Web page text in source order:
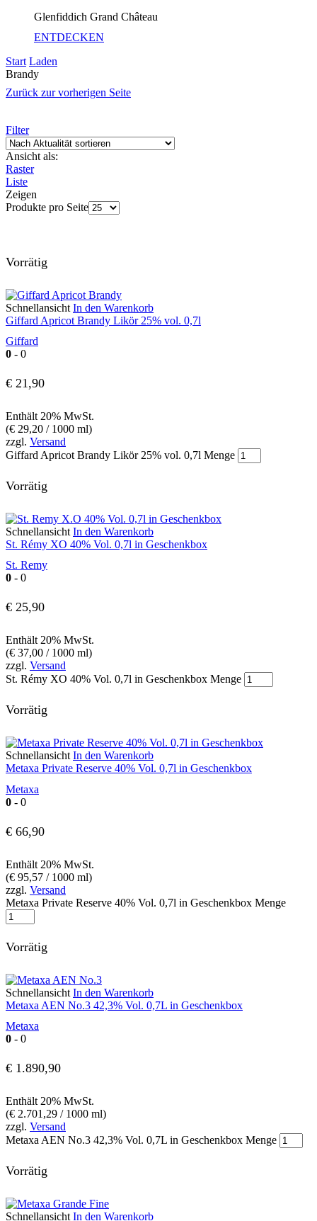
Glenfiddich Grand Château
ENTDECKEN
Start Laden
Brandy
Zurück zur vorherigen Seite
Filter
Ansicht als:
Raster
Liste
Zeigen
Produkte pro Seite
Vorrätig
Schnellansicht In den Warenkorb
Giffard Apricot Brandy Likör 25% vol. 0,7l
Giffard
0 - 0
€ 21,90
Enthält 20% MwSt.
(€ 29,20 / 1000 ml)
zzgl. Versand
Giffard Apricot Brandy Likör 25% vol. 0,7l Menge
Vorrätig
Schnellansicht In den Warenkorb
St. Rémy XO 40% Vol. 0,7l in Geschenkbox
St. Remy
0 - 0
€ 25,90
Enthält 20% MwSt.
(€ 37,00 / 1000 ml)
zzgl. Versand
St. Rémy XO 40% Vol. 0,7l in Geschenkbox Menge
Vorrätig
Schnellansicht In den Warenkorb
Metaxa Private Reserve 40% Vol. 0,7l in Geschenkbox
Metaxa
0 - 0
€ 66,90
Enthält 20% MwSt.
(€ 95,57 / 1000 ml)
zzgl. Versand
Metaxa Private Reserve 40% Vol. 0,7l in Geschenkbox Menge
Vorrätig
Schnellansicht In den Warenkorb
Metaxa AEN No.3 42,3% Vol. 0,7L in Geschenkbox
Metaxa
0 - 0
€ 1.890,90
Enthält 20% MwSt.
(€ 2.701,29 / 1000 ml)
zzgl. Versand
Metaxa AEN No.3 42,3% Vol. 0,7L in Geschenkbox Menge
Vorrätig
Schnellansicht In den Warenkorb